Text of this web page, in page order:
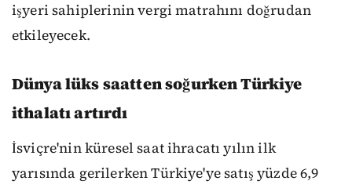
işyeri sahiplerinin vergi matrahını doğrudan
etkileyecek.
Dünya lüks saatten soğurken Türkiye
ithalatı artırdı
İsviçre'nin küresel saat ihracatı yılın ilk
yarısında gerilerken Türkiye'ye satış yüzde 6,9